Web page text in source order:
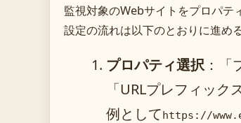
監視対象のWebサイトをプロパテ
設定の流れは以下のとおりに進める
プロパティ選択：「
「URLプレフィッ
例としてhttps://